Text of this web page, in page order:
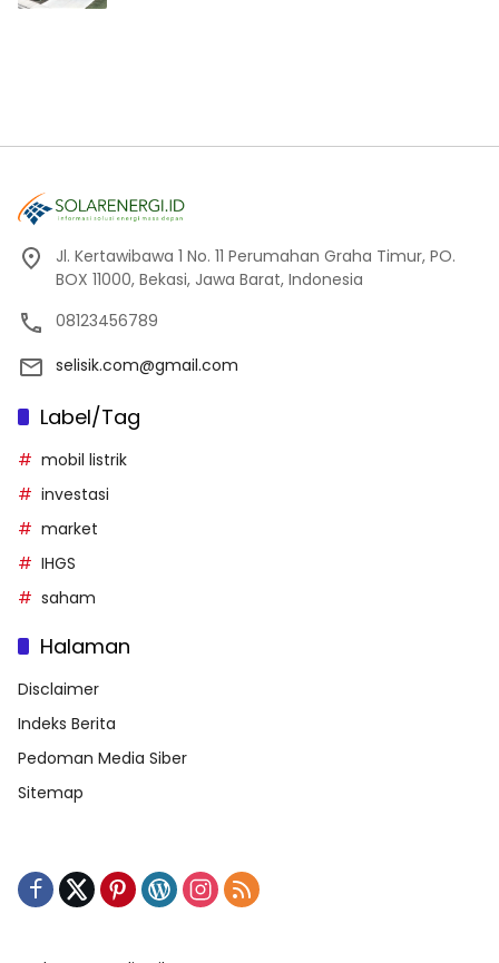
Jl. Kertawibawa 1 No. 11 Perumahan Graha Timur, PO.
BOX 11000, Bekasi, Jawa Barat, Indonesia
08123456789
selisik.com@gmail.com
Label/Tag
mobil listrik
investasi
market
IHGS
saham
Halaman
Disclaimer
Indeks Berita
Pedoman Media Siber
Sitemap